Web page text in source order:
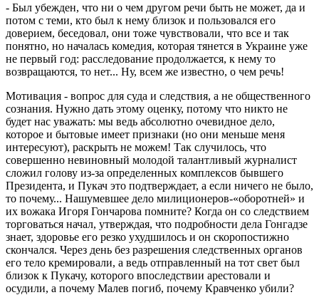
- Был убежден, что ни о чем другом речи быть не может, да и
потом с теми, кто был к нему близок и пользовался его
доверием, беседовал, они тоже чувствовали, что все и так
понятно, но началась комедия, которая тянется в Украине уже
не первый год: расследование продолжается, к нему то
возвращаются, то нет... Ну, всем же известно, о чем речь!
Мотивация - вопрос для суда и следствия, а не общественного
сознания. Нужно дать этому оценку, потому что никто не
будет нас уважать: мы ведь абсолютно очевидное дело,
которое и бытовые имеет признаки (но они меньше меня
интересуют), раскрыть не можем! Так случилось, что
совершенно невиновный молодой талантливый журналист
сложил голову из-за определенных комплексов бывшего
Президента, и Пукач это подтверждает, а если ничего не было,
то почему... Нашумевшее дело милиционеров-«оборотней» и
их вожака Игоря Гончарова помните? Когда он со следствием
торговаться начал, ут­вер­ждая, что подробности дела Гон­га­дзе
знает, здоровье его резко ухудшилось и он скоропостижно
скончался. Через день без разрешения следственных органов
его тело кремировали, а ведь отправленный на тот свет был
близок к Пукачу, которого впоследствии арестовали и
осудили, а почему Малев погиб, почему Кравченко убили?